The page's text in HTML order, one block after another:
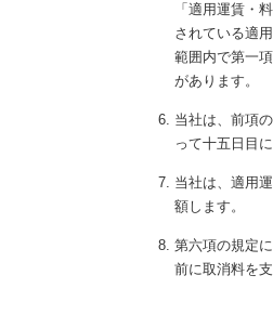
「適用運賃・
されている適
範囲内で第一
があります。
当社は、前項
って十五日目
当社は、適用
額します。
第六項の規定
前に取消料を